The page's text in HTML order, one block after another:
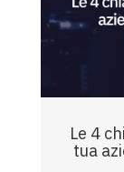
Le 4
tua